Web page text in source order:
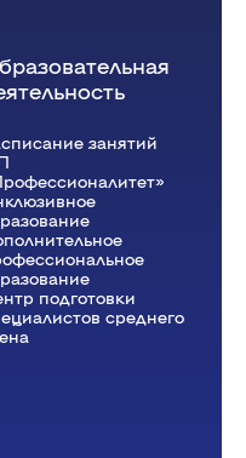
15:30
природы(Лаб.)
30
В-32-24o
занятий
подготовки
среднего